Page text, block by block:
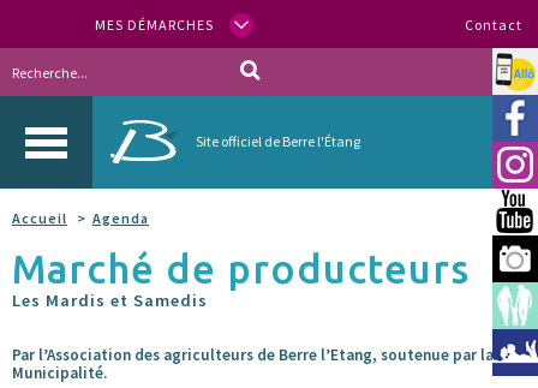
MES DÉMARCHES Contact
Site officiel de Berre l'Étang
Allo
Accueil Agenda
Marché de producteurs
Les Mardis et Samedis
Par l’Association des agriculteurs de Berre l’Etang, soutenue par la
Municipalité.